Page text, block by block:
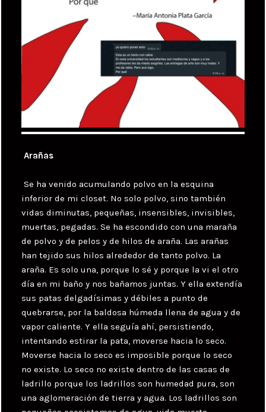
Arañas
Se ha venido acumulando polvo en la esquina
inferior de mi closet. No solo polvo, sino también
vidas diminutas, pequeñas, insensibles, invisibles,
muertas, pegadas. Se ha escondido con una maraña
de polvo y de pelos y de hilos de araña. Las arañas
han tejido sus hilos alrededor de tanto polvo. La
araña. Es solo una, porque lo sé y porque la vi el otro
día en mi baño y nos bañamos juntas. Y ella extendía
sus patas delgadísimas y débiles a punto de
quebrarse, por la baldosa húmeda llena de agua y de
vapor caliente. Y ella seguía ahí, persistiendo,
intentando estirar la pata, moverse hacia lo seco.
Moverse hacia lo seco es imposible porque lo seco
no existe. Lo seco no existe dentro de las casas de
ladrillo porque los ladrillos son humedad pura, son
una aglomeración de tierra y agua. Los ladrillos son